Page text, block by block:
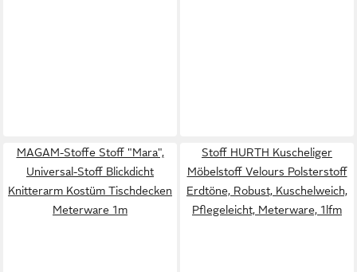
MAGAM-Stoffe Stoff "Mara",
Universal-Stoff Blickdicht
Knitterarm Kostüm Tischdecken
Meterware 1m
Stoff HURTH Kuscheliger
Möbelstoff Velours Polsterstoff
Erdtöne, Robust, Kuschelweich,
Pflegeleicht, Meterware, 1lfm